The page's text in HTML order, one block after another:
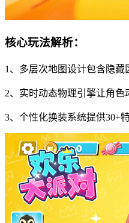
核心玩法解析：
1、多层次地图设计包含隐
2、实时动态物理引擎让角
3、个性化换装系统提供30+